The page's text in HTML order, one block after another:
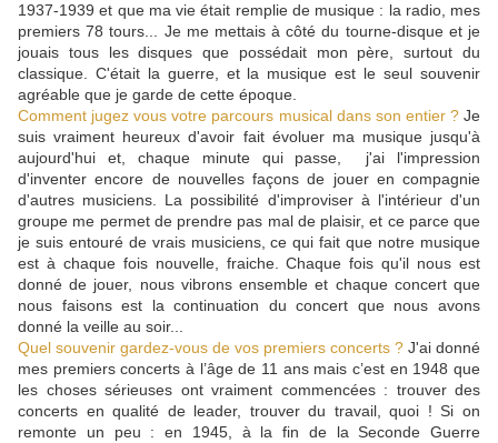
1937-1939 et que ma vie était remplie de musique : la radio, mes
premiers 78 tours... Je me mettais à côté du tourne-disque et je
jouais tous les disques que possédait mon père, surtout du
classique. C'était la guerre, et la musique est le seul souvenir
agréable que je garde de cette époque.
Comment jugez vous votre parcours musical dans son entier ? Je
suis vraiment heureux d'avoir fait évoluer ma musique jusqu'à
aujourd'hui et, chaque minute qui passe, j'ai l'impression
d'inventer encore de nouvelles façons de jouer en compagnie
d'autres musiciens. La possibilité d'improviser à l'intérieur d'un
groupe me permet de prendre pas mal de plaisir, et ce parce que
je suis entouré de vrais musiciens, ce qui fait que notre musique
est à chaque fois nouvelle, fraiche. Chaque fois qu'il nous est
donné de jouer, nous vibrons ensemble et chaque concert que
nous faisons est la continuation du concert que nous avons
donné la veille au soir...
Quel souvenir gardez-vous de vos premiers concerts ? J'ai donné
mes premiers concerts à l’âge de 11 ans mais c’est en 1948 que
les choses sérieuses ont vraiment commencées : trouver des
concerts en qualité de leader, trouver du travail, quoi ! Si on
remonte un peu : en 1945, à la fin de la Seconde Guerre